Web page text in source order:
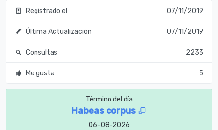
Registrado el 07/11/2019
Última Actualización 07/11/2019
Consultas 2233
Me gusta 5
Término del día
Habeas corpus
06-08-2026